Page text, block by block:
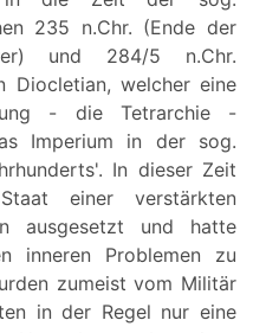
235 n.Chr. (Ende der
und 284/5 n.Chr.
Diocletian, welcher eine
- die Tetrarchie -
Imperium in der sog.
In dieser Zeit
einer verstärkten
ausgesetzt und hatte
inneren Problemen zu
zumeist vom Militär
in der Regel nur eine